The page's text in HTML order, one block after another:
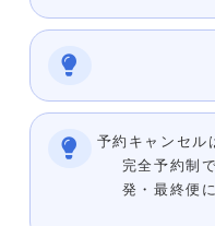
予約キャンセル
完全予約制
発・最終便